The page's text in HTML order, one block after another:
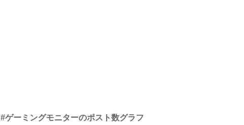
#ゲーミングモニターのポスト数グラフ